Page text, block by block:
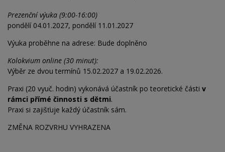
Prezenční výuka (9:00-16:00)
pondělí 04.01.2027, pondělí 11.01.2027
Výuka proběhne na adrese: Bude doplněno
Kolokvium online (30 minut):
Výběr ze dvou termínů 15.02.2027 a 19.02.2026.
Praxi (20 vyuč. hodin) vykonává účastník po teoretické části v
rámci přímé činnosti s dětmi.
Praxi si zajišťuje každý účastník sám.
ZMĚNA ROZVRHU VYHRAZENA